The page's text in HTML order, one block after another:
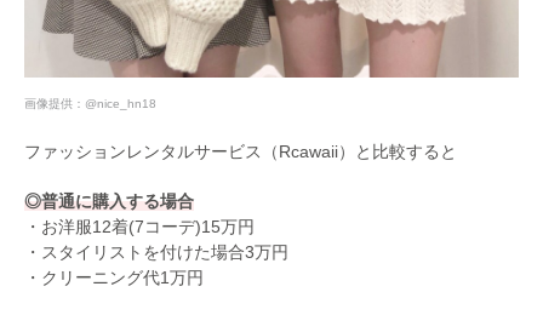
画像提供： @nice_hn18
ファッションレンタルサービス（Rcawaii）と比較すると
◎普通に購入する場合
・お洋服12着(7コーデ)15万円
・スタイリストを付けた場合3万円
・クリーニング代1万円